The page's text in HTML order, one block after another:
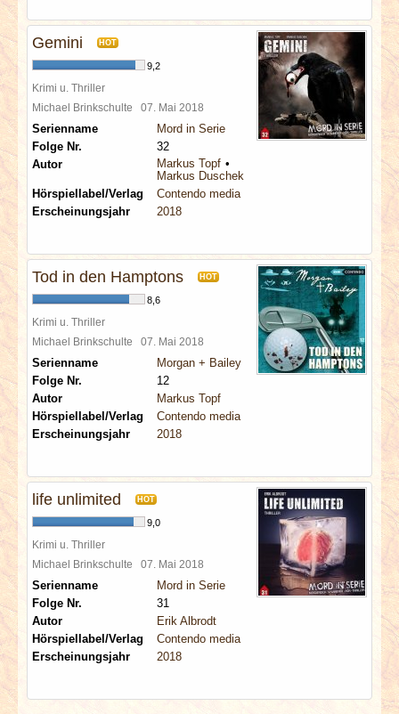
Gemini HOT
9,2
Krimi u. Thriller
Michael Brinkschulte 07. Mai 2018
Serienname
Mord in Serie
Folge Nr.
32
Autor
Markus Topf
Markus Duschek
Hörspiellabel/Verlag
Contendo media
Erscheinungsjahr
2018
Tod in den Hamptons HOT
8,6
Krimi u. Thriller
Michael Brinkschulte 07. Mai 2018
Serienname
Morgan + Bailey
Folge Nr.
12
Autor
Markus Topf
Hörspiellabel/Verlag
Contendo media
Erscheinungsjahr
2018
life unlimited HOT
9,0
Krimi u. Thriller
Michael Brinkschulte 07. Mai 2018
Serienname
Mord in Serie
Folge Nr.
31
Autor
Erik Albrodt
Hörspiellabel/Verlag
Contendo media
Erscheinungsjahr
2018